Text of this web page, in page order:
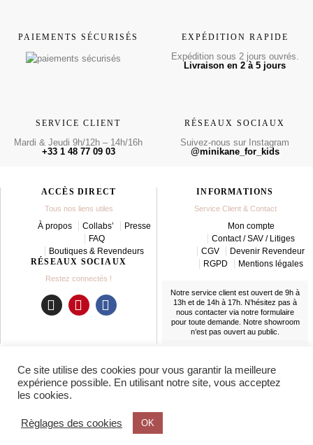
PAIEMENTS SÉCURISÉS EXPÉDITION RAPIDE
Expédition sous 2 jours ouvrés.
Livraison en 2 à 5 jours
SERVICE CLIENT
Mardi & Jeudi 9h/12h – 14h/16h
+33 1 48 77 09 03
RÉSEAUX SOCIAUX
Suivez-nous sur Instagram
@minikane_for_kids
ACCÈS DIRECT
Tous nos liens utiles
À propos Collabs’
Presse
FAQ
Boutiques & Revendeurs
RÉSEAUX SOCIAUX
Restez connectés !
I
a
g
r
m
P
e
r
t
F
b
o
INFORMATIONS
Service Client & Contact
Mon compte
Contact / SAV / Litiges
CGV
Devenir Revendeur
RGPD
Mentions légales
Notre service client est ouvert de 9h à
13h et de 14h à 17h. N’hésitez pas à
nous contacter via notre formulaire
pour toute demande. Notre showroom
n’est pas ouvert au public.
En France et partout dans le monde
Ce site utilise des cookies pour vous garantir la meilleure
expérience possible. En utilisant notre site, vous acceptez
les cookies.
Règlages des cookies OK